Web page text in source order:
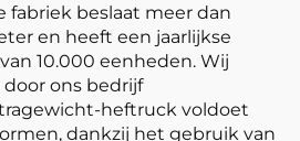
fabriek beslaat meer dan
en heeft een jaarlijkse
10.000 eenheden. Wij
ons bedrijf
heftruck voldoet
dankzij het gebruik van